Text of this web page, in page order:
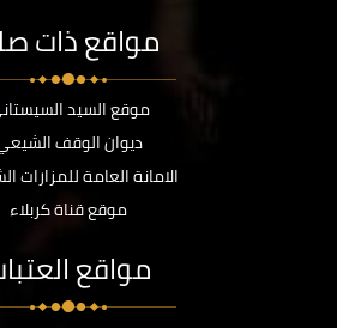
مواقع ذات
موقع السيد
ديوان الوقف
الامانة العامة للمزارات
موقع قناة كربلاء
مواقع